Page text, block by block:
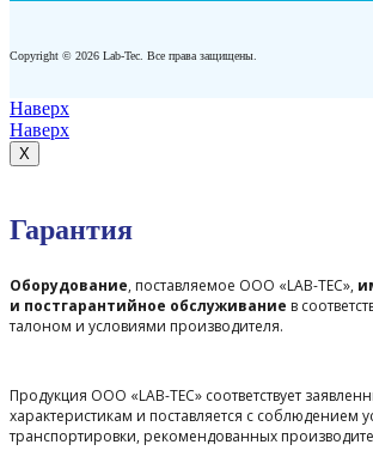
Copyright © 2026 Lab-Tec. Все права защищены.
Наверх
Наверх
X
Гарантия
Оборудование, поставляемое ООО «LAB-TEC»,
и постгарантийное обслуживание в
талоном и условиями производителя.
Продукция ООО «LAB-TEC» соответствует
характеристикам и поставляется с соблюдением
транспортировки, рекомендованных